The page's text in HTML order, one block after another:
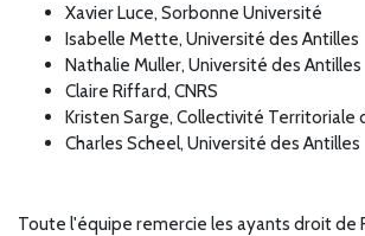
Xavier Luce,Sorbonne Université
Isabelle Mette, Université des Antilles
Nathalie Muller, Université des Antilles
Claire Riffard, CNRS
Kristen Sarge,Collectivité Territoriale
Charles Scheel, Université des Antilles
Toute l'équipe remercie les ayants droit de